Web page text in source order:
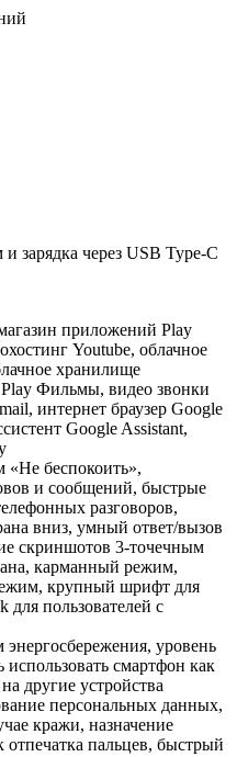
зарядка через USB Type-C
приложений Play
Youtube, облачное
хранилище
Фильмы, видео звонки
интернет браузер Google
Google Assistant,
«Не беспокоить»,
и сообщений, быстрые
разговоров,
вниз, умный ответ/вызов
скриншотов 3-точечным
карманный режим,
крупный шрифт для
пользователей с
уровень
использовать смартфон как
другие устройства
персональных данных,
кражи, назначение
пальцев, быстрый